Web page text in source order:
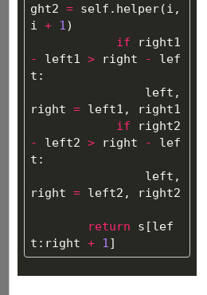
ght2
= self . helper(i ,
i
+ 1 )
if
right1
-
left1 > right -
lef
t :
left ,
right
= left1 ,
right1
if
right2
-
left2 > right -
lef
t :
left ,
right
= left2 , right2
return s [lef
t : right + 1 ]